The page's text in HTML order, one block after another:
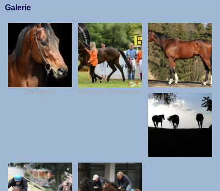
Galerie
Starfighter Vítězství Sebastiano